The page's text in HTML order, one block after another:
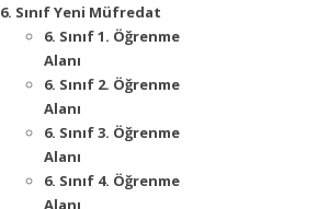
6. Sınıf Yeni Müfredat
6. Sınıf 1. Öğrenme
Alanı
6. Sınıf 2. Öğrenme
Alanı
6. Sınıf 3. Öğrenme
Alanı
6. Sınıf 4. Öğrenme
Alanı